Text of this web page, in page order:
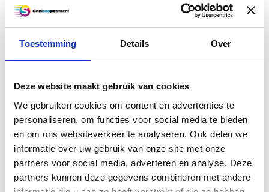
Toestemming Details Over
Deze website maakt gebruik van cookies
We gebruiken cookies om content en advertenties te
personaliseren, om functies voor social media te bieden
en om ons websiteverkeer te analyseren. Ook delen we
informatie over uw gebruik van onze site met onze
partners voor social media, adverteren en analyse. Deze
partners kunnen deze gegevens combineren met andere
A1 + bouwtekening (118,9 x
59,4 cm)
A1 + bouwtekening in kleur geprint op
Voor 14.00 besteld, de volgende dag in
€4,50
Vergelijk
Informatie